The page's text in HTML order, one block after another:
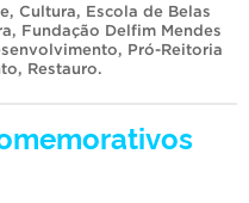
, Cultura, Escola de Belas
, Fundação Delfim Mendes
, Pró-Reitoria
, Restauro.